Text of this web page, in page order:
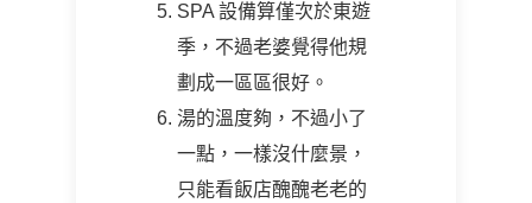
SPA 設備算僅次於東遊
季，不過老婆覺得他規
劃成一區區很好。
湯的溫度夠，不過小了
一點，一樣沒什麼景，
只能看飯店醜醜老老的